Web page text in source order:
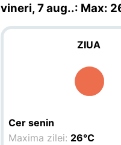
vineri, 7 aug..: Max:
ZIUA
Cer senin
Maxima zilei: 26°C